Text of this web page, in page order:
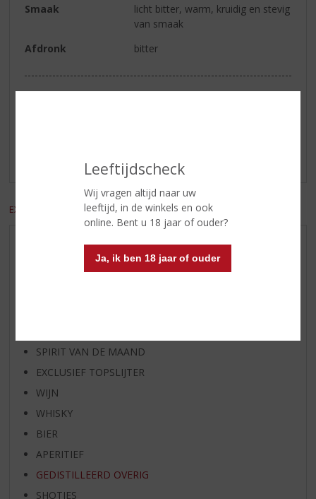
Leeftijdscheck
Wij vragen altijd naar uw
leeftijd, in de winkels en ook
online. Bent u 18 jaar of ouder?
Ja, ik ben 18 jaar of ouder
Smaak
licht bitter, warm, kruidig en stevig
van smaak
Afdronk
bitter
EXCL. BTW INCL. BTW
AANBIEDINGEN
WIJN VAN DE MAAND
SPIRIT VAN DE MAAND
EXCLUSIEF TOPSLIJTER
WIJN
WHISKY
BIER
APERITIEF
GEDISTILLEERD OVERIG
SHOTJES